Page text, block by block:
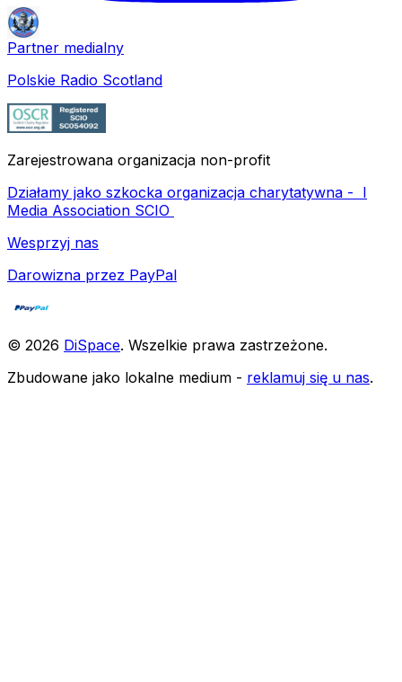
Partner medialny
Polskie Radio Scotland
Zarejestrowana organizacja non-profit
Działamy jako szkocka organizacja charytatywna - I
Media Association SCIO
Wesprzyj nas
Darowizna przez PayPal
© 2026 DiSpace. Wszelkie prawa zastrzeżone.
Zbudowane jako lokalne medium - reklamuj się u nas.